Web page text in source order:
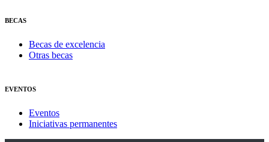
BECAS
Becas de excelencia
Otras becas
EVENTOS
Eventos
Iniciativas permanentes